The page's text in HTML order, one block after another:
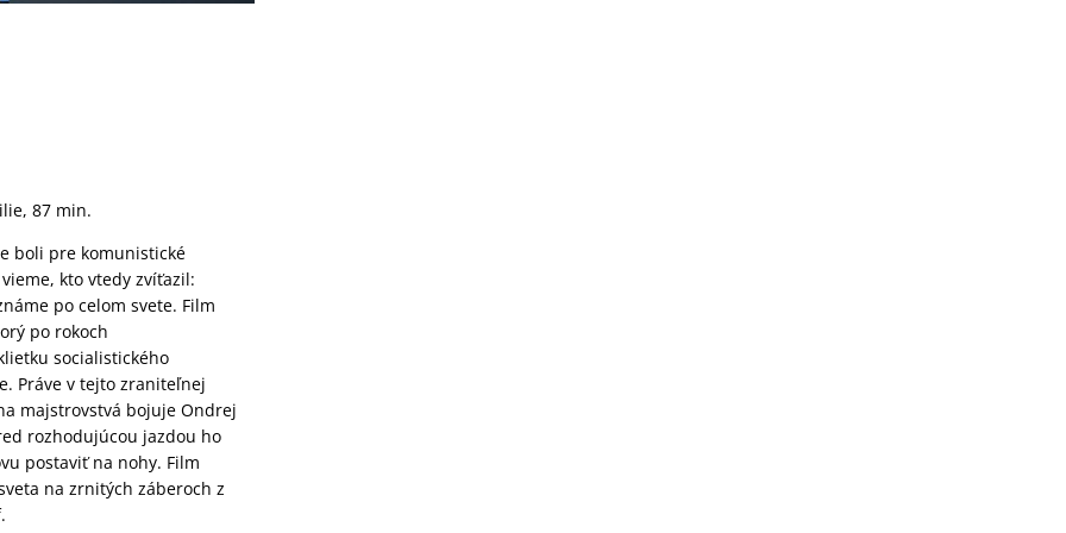
87 min.
boli pre komunistické
kto vtedy zvíťazil:
po celom svete. Film
po rokoch
socialistického
Práve v tejto zraniteľnej
majstrovstvá bojuje Ondrej
rozhodujúcou jazdou ho
postaviť na nohy. Film
na zrnitých záberoch z